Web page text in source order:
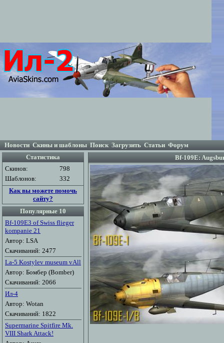
Новости Скины и шаблоны Поиск Загрузить Статьи Форум
Статистика
Скинов:
798
Шаблонов:
332
Как вы можете помочь
сайту?
Популярные 10
Bf-109E3 of Swiss flieger
kompanie 21
Автор: LSA
Скачиваний: 2477
La-5 Kostylev museum vAll
Автор: Бомбер (Bomber)
Скачиваний: 2066
Ил-4
Автор: Wotan
Скачиваний: 1822
Supermarine Spitfire Mk.
VIII Shark Attack!
Bf-109E: